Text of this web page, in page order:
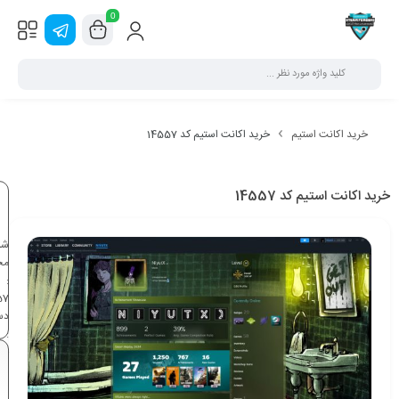
0
خرید اکانت استیم خرید اکانت استیم کد 14557
خرید اکانت استیم کد 14557
:
: